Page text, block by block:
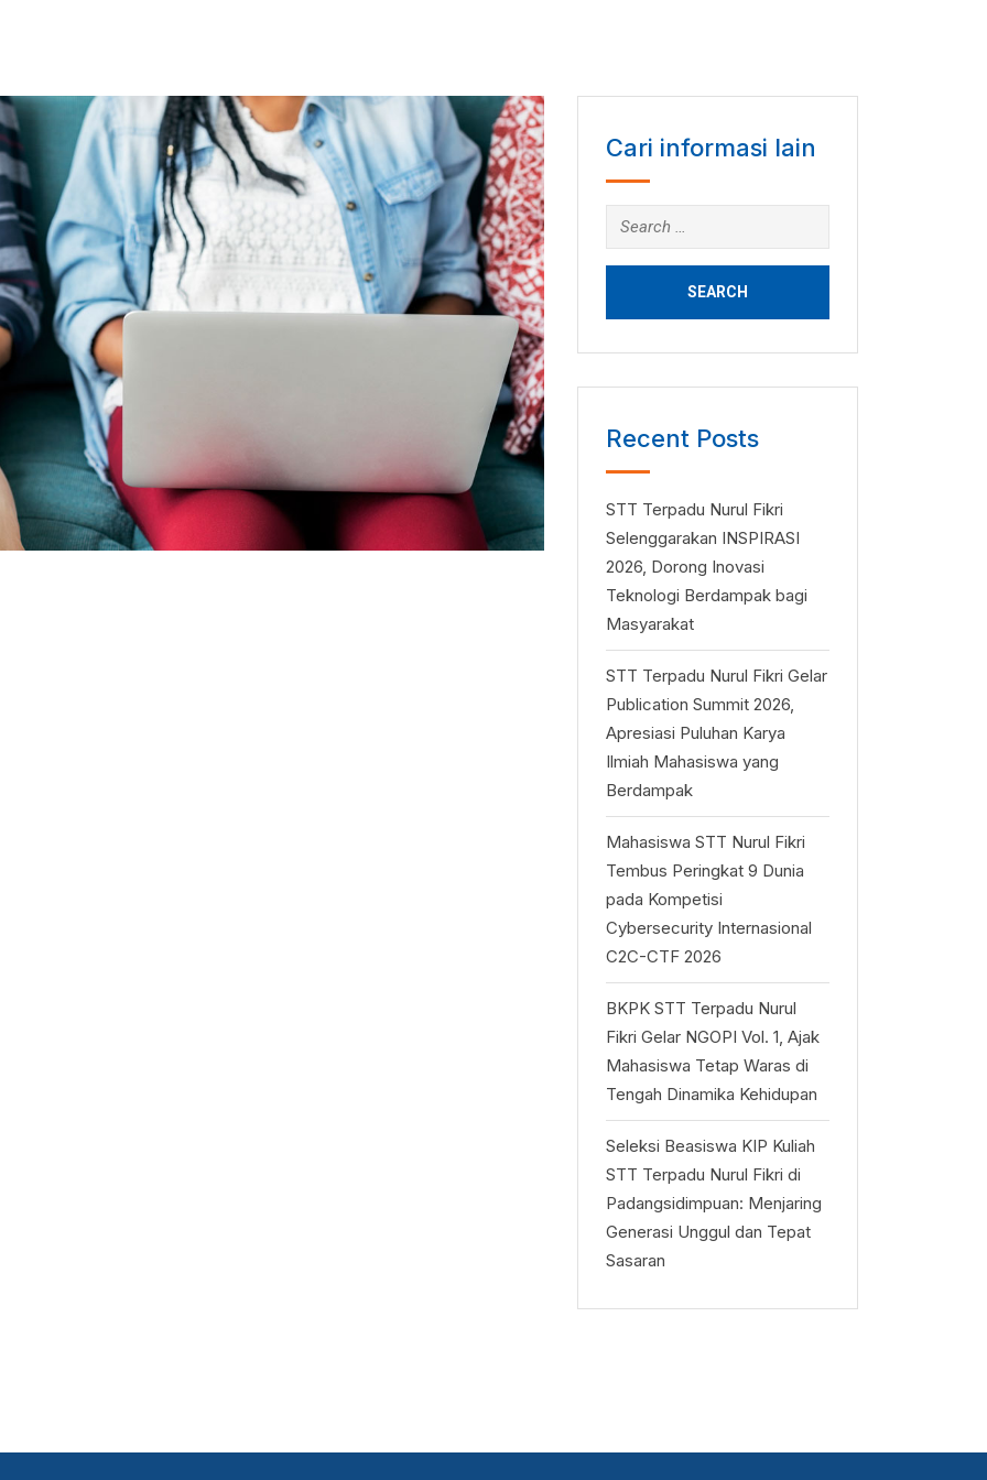
Cari informasi lain
Search
for:
Recent Posts
STT Terpadu Nurul Fikri
Selenggarakan INSPIRASI
2026, Dorong Inovasi
Teknologi Berdampak bagi
Masyarakat
STT Terpadu Nurul Fikri Gelar
Publication Summit 2026,
Apresiasi Puluhan Karya
Ilmiah Mahasiswa yang
Berdampak
Mahasiswa STT Nurul Fikri
Tembus Peringkat 9 Dunia
pada Kompetisi
Cybersecurity Internasional
C2C-CTF 2026
BKPK STT Terpadu Nurul
Fikri Gelar NGOPI Vol. 1, Ajak
Mahasiswa Tetap Waras di
Tengah Dinamika Kehidupan
Seleksi Beasiswa KIP Kuliah
STT Terpadu Nurul Fikri di
Padangsidimpuan: Menjaring
Generasi Unggul dan Tepat
Sasaran